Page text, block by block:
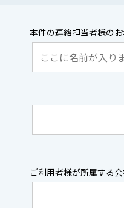
本件の連絡担当者様の
ご利用者様が所属する